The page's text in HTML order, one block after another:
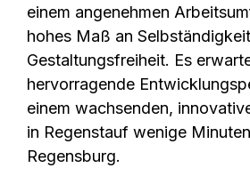
einem angenehmen
hohes Maß an
Gestaltungsfreiheit. Es
hervorragende
einem wachsenden,
in Regenstauf wenige
Regensburg.